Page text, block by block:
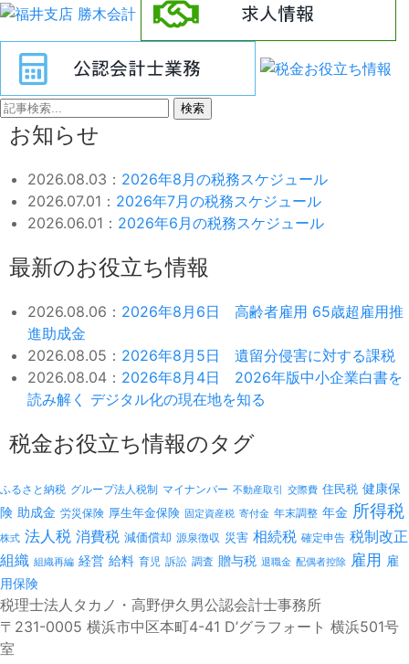
検索
お知らせ
2026.08.03： 2026年8月の税務スケジュール
2026.07.01： 2026年7月の税務スケジュール
2026.06.01： 2026年6月の税務スケジュール
最新のお役立ち情報
2026.08.06： 2026年8月6日 高齢者雇用 65歳超雇用推
進助成金
2026.08.05： 2026年8月5日 遺留分侵害に対する課税
2026.08.04： 2026年8月4日 2026年版中小企業白書を
読み解く デジタル化の現在地を知る
税金お役立ち情報のタグ
ふるさと納税 グループ法人税制 マイナンバー 不動産取引 交際費 住民税 健康保
険 助成金 労災保険 厚生年金保険 固定資産税 寄付金 年末調整 年金 所得税
株式 法人税 消費税 減価償却 源泉徴収 災害 相続税 確定申告 税制改正
組織 組織再編 経営 給料 育児 訴訟 調査 贈与税 退職金 配偶者控除 雇用 雇
用保険
税理士法人タカノ・高野伊久男公認会計士事務所
〒231-0005 横浜市中区本町4-41 D’グラフォート 横浜501号
室